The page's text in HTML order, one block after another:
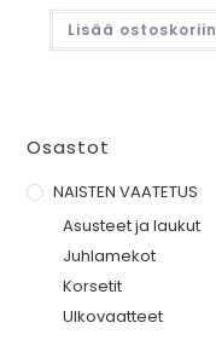
Lisää ostoskoriin
Osastot
NAISTEN VAATETUS
Asusteet ja laukut
Juhlamekot
Korsetit
Ulkovaatteet